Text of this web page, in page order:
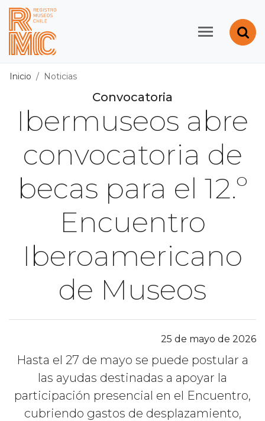
Contenido principal
Registro de Museos
Inicio Noticias
Convocatoria
Ibermuseos abre
convocatoria de
becas para el 12.º
Encuentro
Iberoamericano
de Museos
25 de mayo de 2026
Hasta el 27 de mayo se puede postular a
las ayudas destinadas a apoyar la
participación presencial en el Encuentro,
cubriendo gastos de desplazamiento,